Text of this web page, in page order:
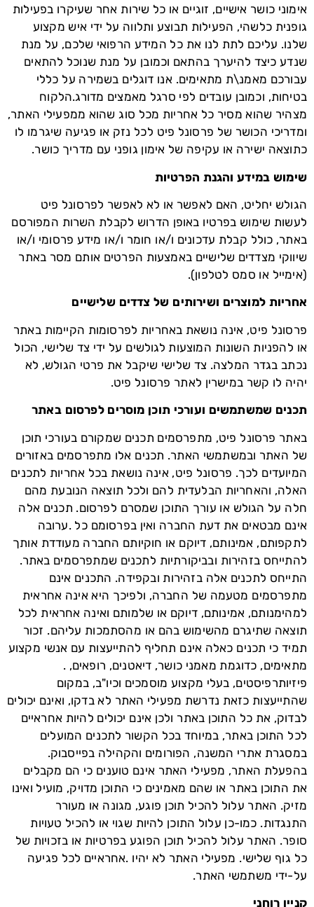
אימוני כושר אישיים, זוגיים או כל שירות אחר שעיקרו בפעילות
גופנית כלשהי, הפעילות תבוצע ותלווה על ידי איש מקצוע
שלנו. עליכם לתת לנו את כל המידע הרפואי שלכם, על מנת
שנדע כיצד להיערך בהתאם וכמובן על מנת שנוכל להתאים
עבורכם מאמנ\ת מתאימים. אנו דוגלים בשמירה על כללי
בטיחות, וכמובן עובדים לפי סרגל מאמצים מדורג.הלקוח
מצהיר שהוא מסיר כל אחריות מכל סוג שהוא ממפעילי האתר,
ומדריכי הכושר של פרסונל פיט לכל נזק או פגיעה שיגרמו לו
כתוצאה ישירה או עקיפה של אימון גופני עם מדריך כושר.
שימוש במידע והגנת הפרטיות
הגולש יחליט, האם לאפשר או לא לאפשר לפרסונל פיט
לעשות שימוש בפרטיו באופן הדרוש לקבלת השרות המפורסם
באתר, כולל קבלת עדכונים ו/או חומר ו/או מידע פרסומי ו/או
שיווקי מצדדים שלישיים באמצעות הפרטים אותם מסר באתר
(אימייל או סמס לטלפון).
אחריות למוצרים ושירותים של צדדים שלישיים
פרסונל פיט, אינה נושאת באחריות לפרסומות הקיימות באתר
או להפניות השונות המוצעות לגולשים על ידי צד שלישי, הכול
נכתב בגדר המלצה. צד שלישי שיקבל את פרטי הגולש, לא
יהיה לו קשר במישרין לאתר פרסונל פיט.
תכנים שמשתמשים ועורכי תוכן מוסרים לפרסום באתר
באתר פרסונל פיט, מתפרסמים תכנים שמקורם בעורכי תוכן
של האתר ובמשתמשי האתר. תכנים אלו מתפרסמים באזורים
המיועדים לכך. פרסונל פיט, אינה נושאת בכל אחריות לתכנים
האלה, והאחריות הבלעדית להם ולכל תוצאה הנובעת מהם
חלה על הגולש או עורך התוכן שמסרם לפרסום. תכנים אלה
אינם מבטאים את דעת החברה ואין בפרסומם כל .ערובה
לתקפותם, אמינותם, דיוקם או חוקיותם החברה מעודדת אותך
להתייחס בזהירות ובביקורתיות לתכנים שמתפרסמים באתר.
התייחס לתכנים אלה בזהירות ובקפידה. התכנים אינם
מתפרסמים מטעמה של החברה, ולפיכך היא אינה אחראית
למהימנותם, אמינותם, דיוקם או שלמותם ואינה אחראית לכל
תוצאה שתיגרם מהשימוש בהם או מהסתמכות עליהם. זכור
תמיד כי תכנים כאלה אינם תחליף להתייעצות עם אנשי מקצוע
מתאימים, כדוגמת מאמני כושר, דיאטנים, רופאים, .
פיזיותרפיסטים, בעלי מקצוע מוסמכים וכיו"ב, במקום
שהתייעצות כזאת נדרשת מפעילי האתר לא בדקו, ואינם יכולים
לבדוק, את כל התוכן באתר ולכן אינם יכולים להיות אחראיים
לכל התוכן באתר, במיוחד בכל הקשור לתכנים המועלים
במסגרת אתרי המשנה, הפורומים והקהילה בפייסבוק.
בהפעלת האתר, מפעילי האתר אינם טוענים כי הם מקבלים
את התוכן באתר או שהם מאמינים כי התוכן מדויק, מועיל ואינו
מזיק. האתר עלול להכיל תוכן פוגע, מגונה או מעורר
התנגדות. כמו-כן עלול התוכן להיות שגוי או להכיל טעויות
סופר. האתר עלול להכיל תוכן הפוגע בפרטיות או בזכויות של
כל גוף שלישי. מפעילי האתר לא יהיו .אחראיים לכל פגיעה
על-ידי משתמשי האתר.
קניין רוחני